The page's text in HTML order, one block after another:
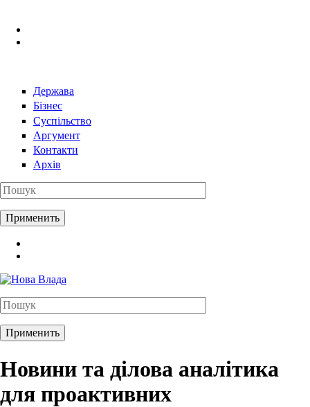
Держава
Бізнес
Суспільство
Аргумент
Контакти
Архів
Новини та ділова аналітика
для проактивних